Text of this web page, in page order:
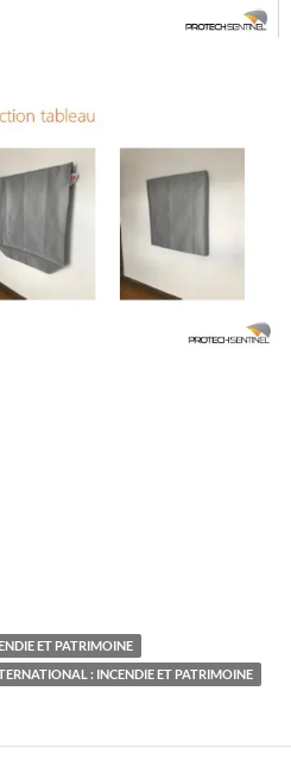
ET PATRIMOINE
: INCENDIE ET PATRIMOINE